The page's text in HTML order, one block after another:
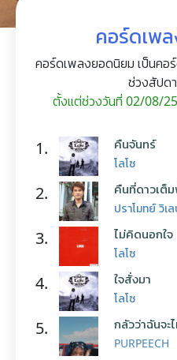
คอร์ดเพ
คอร์ดเพลงยอดนิยม เป็นคอ
ช่วงสัปด
ตั้งแต่ช่วงวันที่ 02/08/
1. คืนจันทร์
โลโซ
2. คืนที่ดาวเต็
ปราโมทย์ วิเล
3. ไม่คิดนอกใจ
โลโซ
4. ใจสั่งมา
โลโซ
5. กลัวว่าฉันจะ
PURPEECH